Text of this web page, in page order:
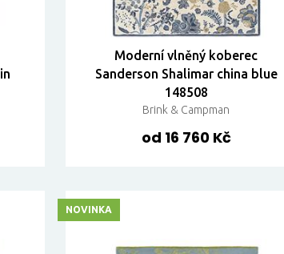
Moderní vlněný koberec
Sanderson Shalimar china blue
148508
Brink & Campman
od 16 760 Kč
NOVINKA